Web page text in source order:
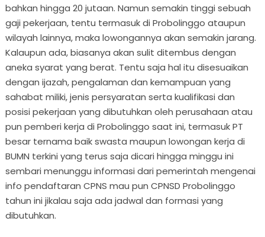
bahkan hingga 20 jutaan. Namun semakin tinggi sebuah
gaji pekerjaan, tentu termasuk di Probolinggo ataupun
wilayah lainnya, maka lowongannya akan semakin jarang.
Kalaupun ada, biasanya akan sulit ditembus dengan
aneka syarat yang berat. Tentu saja hal itu disesuaikan
dengan ijazah, pengalaman dan kemampuan yang
sahabat miliki, jenis persyaratan serta kualifikasi dan
posisi pekerjaan yang dibutuhkan oleh perusahaan atau
pun pemberi kerja di Probolinggo saat ini, termasuk PT
besar ternama baik swasta maupun lowongan kerja di
BUMN terkini yang terus saja dicari hingga minggu ini
sembari menunggu informasi dari pemerintah mengenai
info pendaftaran CPNS mau pun CPNSD Probolinggo
tahun ini jikalau saja ada jadwal dan formasi yang
dibutuhkan.